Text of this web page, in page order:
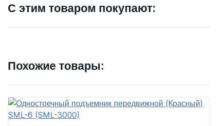
С этим товаром покупают:
Похожие товары: